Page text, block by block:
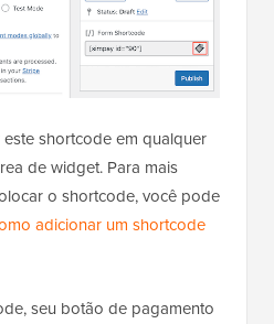
shortcode em qualquer
de widget. Para mais
o shortcode, você pode
adicionar um shortcode
seu botão de pagamento